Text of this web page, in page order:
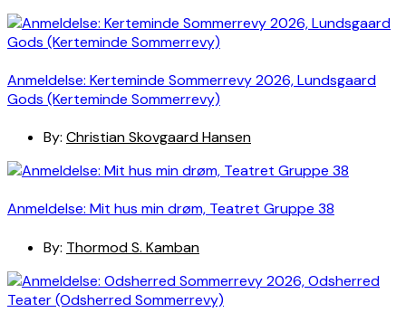
Anmeldelse: Kerteminde Sommerrevy 2026, Lundsgaard
Gods (Kerteminde Sommerrevy)
By: Christian Skovgaard Hansen
Anmeldelse: Mit hus min drøm, Teatret Gruppe 38
By: Thormod S. Kamban